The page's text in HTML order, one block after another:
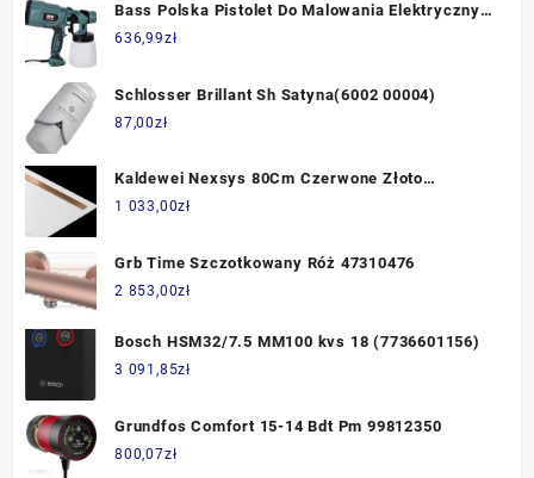
Bass Polska Pistolet Do Malowania Elektryczny
2,0/2,6Mm 0,8L 2652
636,99zł
Schlosser Brillant Sh Satyna(6002 00004)
87,00zł
Kaldewei Nexsys 80Cm Czerwone Złoto
Szczotkowane 687771230955
1 033,00zł
Grb Time Szczotkowany Róż 47310476
2 853,00zł
Bosch HSM32/7.5 MM100 kvs 18 (7736601156)
3 091,85zł
Grundfos Comfort 15-14 Bdt Pm 99812350
800,07zł